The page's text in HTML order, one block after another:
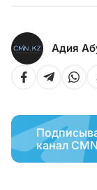
Адия
канал